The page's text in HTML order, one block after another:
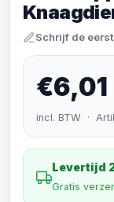
Schrijf de
€6,01
incl. BTW ·
Levertijd
Gratis